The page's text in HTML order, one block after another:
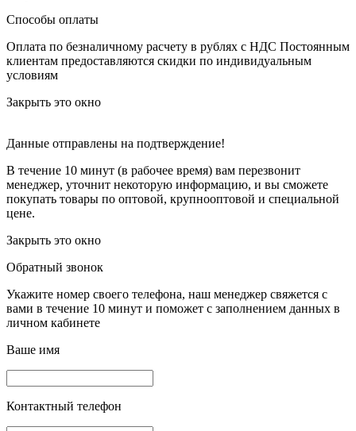
Способы оплаты
Оплата по безналичному расчету в рублях с НДС Постоянным
клиентам предоставляются скидки по индивидуальным
условиям
Закрыть это окно
Данные отправлены на подтверждение!
В течение 10 минут (в рабочее время) вам перезвонит
менеджер, уточнит некоторую информацию, и вы сможете
покупать товары по оптовой, крупнооптовой и специальной
цене.
Закрыть это окно
Обратный звонок
Укажите номер своего телефона, наш менеджер свяжется с
вами в течение 10 минут и поможет с заполнением данных в
личном кабинете
Ваше имя
Контактный телефон